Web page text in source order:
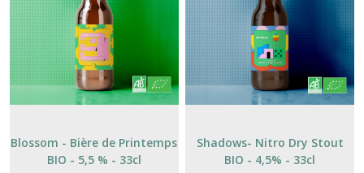
Blossom - Bière de Printemps
BIO - 5,5 % - 33cl
Shadows- Nitro Dry Stout
BIO - 4,5% - 33cl